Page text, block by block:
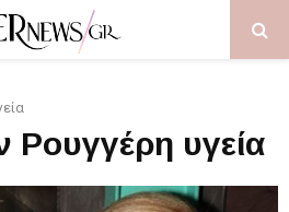
Ρουγγέρη υγεία